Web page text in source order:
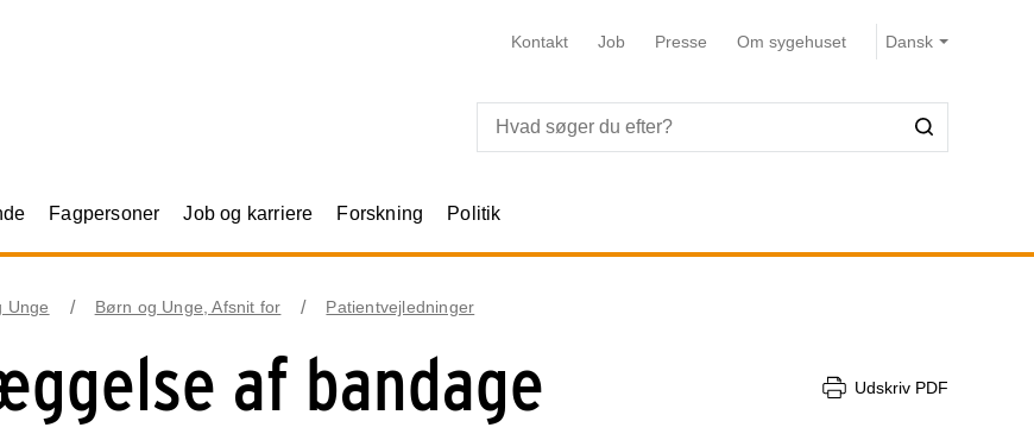
Kontakt Job Presse Om sygehuset
Fagpersoner Job og karriere Forskning Politik
Unge Børn og Unge, Afsnit for Patientvejledninger
af bandage Udskriv PDF